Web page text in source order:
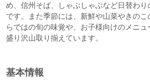
め、信州そば、しゃぶしゃぶなど日替わり
です。また季節には、新鮮や山菜やきの
らではの旬の味覚や、お子様向けのメニ
盛り沢山取り揃えています。
基本情報